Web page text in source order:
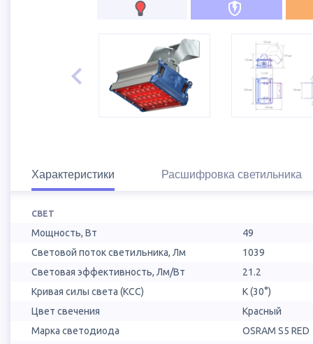
Характеристики Расшифровка светильника
СВЕТ
Мощность, Вт
49
Световой поток светильника, Лм
1039
Световая эффективность, Лм/Вт
21.2
Кривая силы света (КСС)
К (30°)
Цвет свечения
Красный
Марка светодиода
OSRAM S5 RED